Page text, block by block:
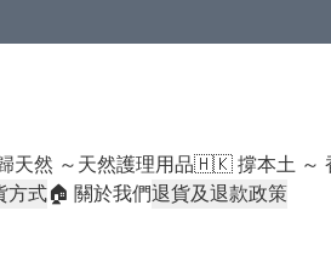
天然 ～天然護理用品🇭🇰 撐本土 ～
方式🏠 關於我們退貨及退款政策